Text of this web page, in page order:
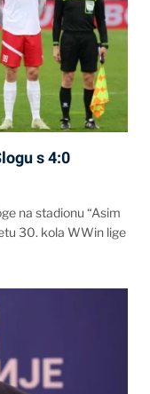
s 4:0
na stadionu “Asim
30. kola WWin lige